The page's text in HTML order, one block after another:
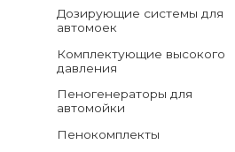
Дозирующие системы для
автомоек
Комплектующие высокого
давления
Пеногенераторы для
автомойки
Пенокомплекты